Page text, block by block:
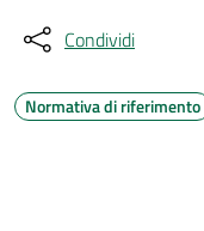
Condividi
Normativa di riferimento